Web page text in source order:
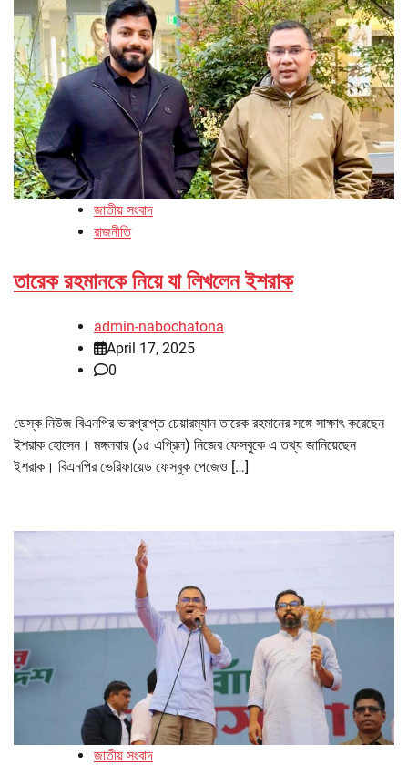
জাতীয় সংবাদ
রাজনীতি
তারেক রহমানকে নিয়ে যা লিখলেন ইশরাক
admin-nabochatona
April 17, 2025
0
ডেস্ক নিউজ বিএনপির ভারপ্রাপ্ত চেয়ারম্যান তারেক রহমানের সঙ্গে সাক্ষাৎ করেছেন
ইশরাক হোসেন। মঙ্গলবার (১৫ এপ্রিল) নিজের ফেসবুকে এ তথ্য জানিয়েছেন
ইশরাক। বিএনপির ভেরিফায়েড ফেসবুক পেজেও […]
জাতীয় সংবাদ